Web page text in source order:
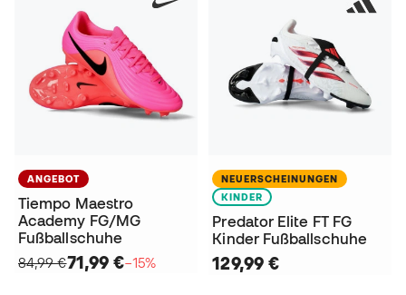
ANGEBOT
Tiempo Maestro
Academy FG/MG
Fußballschuhe
84,99 €71,99 €−15%
NEUERSCHEINUNGEN
KINDER
Predator Elite FT FG
Kinder Fußballschuhe
129,99 €